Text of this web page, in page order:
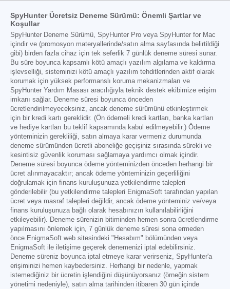
SpyHunter Ücretsiz Deneme Sürümü: Önemli Şartlar ve
Koşullar
SpyHunter Deneme Sürümü, SpyHunter Pro veya SpyHunter for Mac
içindir ve (promosyon materyallerinde/satın alma sayfasında belirtildiği
gibi) birden fazla cihaz için tek seferlik 7 günlük deneme süresi sunar.
Bu süre boyunca kapsamlı kötü amaçlı yazılım algılama ve kaldırma
işlevselliği, sisteminizi kötü amaçlı yazılım tehditlerinden aktif olarak
korumak için yüksek performanslı koruma mekanizmaları ve
SpyHunter Yardım Masası aracılığıyla teknik destek ekibimize erişim
imkanı sağlar. Deneme süresi boyunca önceden
ücretlendirilmeyeceksiniz, ancak deneme sürümünü etkinleştirmek
için bir kredi kartı gereklidir. (Ön ödemeli kredi kartları, banka kartları
ve hediye kartları bu teklif kapsamında kabul edilmeyebilir.) Ödeme
yönteminizin gerekliliği, satın almaya karar vermeniz durumunda
deneme sürümünden ücretli aboneliğe geçişiniz sırasında sürekli ve
kesintisiz güvenlik koruması sağlamaya yardımcı olmak içindir.
Deneme süresi boyunca ödeme yönteminizden önceden herhangi bir
ücret alınmayacaktır; ancak ödeme yönteminizin geçerliliğini
doğrulamak için finans kuruluşunuza yetkilendirme talepleri
gönderilebilir (bu yetkilendirme talepleri EnigmaSoft tarafından yapılan
ücret veya masraf talepleri değildir, ancak ödeme yönteminiz ve/veya
finans kuruluşunuza bağlı olarak hesabınızın kullanılabilirliğini
etkileyebilir). Deneme sürenizin bitiminden hemen sonra ücretlendirme
yapılmasını önlemek için, 7 günlük deneme süresi sona ermeden
önce EnigmaSoft web sitesindeki "Hesabım" bölümünden veya
EnigmaSoft ile iletişime geçerek denemenizi iptal edebilirsiniz.
Deneme süreniz boyunca iptal etmeye karar verirseniz, SpyHunter'a
erişiminizi hemen kaybedersiniz. Herhangi bir nedenle, yapmak
istemediğiniz bir ücretin işlendiğini düşünüyorsanız (örneğin sistem
yönetimi nedeniyle), satın alma tarihinden itibaren 30 gün içinde